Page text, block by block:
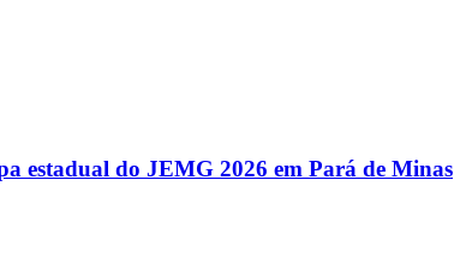
estadual do JEMG 2026 em Pará de Minas